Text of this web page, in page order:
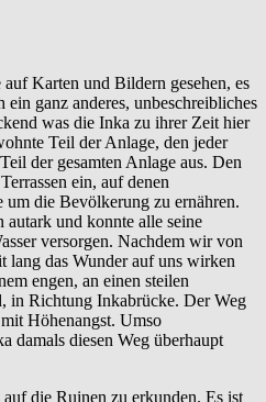
Karten und Bildern gesehen, es
ein ganz anderes, unbeschreibliches
was die Inka zu ihrer Zeit hier
Teil der Anlage, den jeder
der gesamten Anlage aus. Den
ein, auf denen
die Bevölkerung zu ernähren.
und konnte alle seine
versorgen. Nachdem wir von
lang das Wunder auf uns wirken
engen, an einen steilen
in Richtung Inkabrücke. Der Weg
Höhenangst. Umso
damals diesen Weg überhaupt
die Ruinen zu erkunden. Es ist